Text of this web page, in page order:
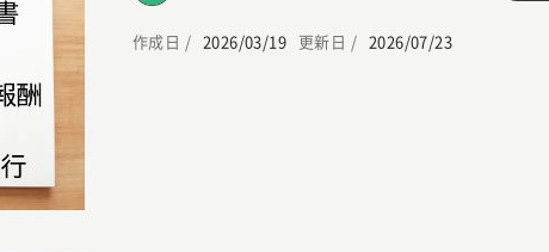
作成日 / 2026/03/19 更新日 / 2026/07/23